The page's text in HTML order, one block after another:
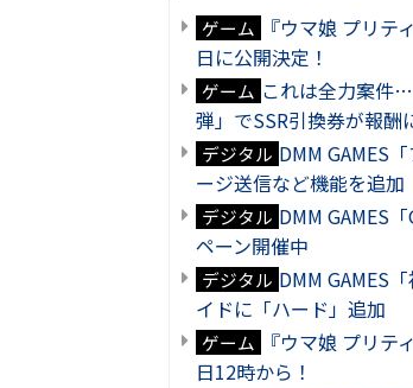
ゲーム
『ウマ娘 プリ
日に公開決定！
ゲーム これは全力案件
弾」でSSR引換券が報酬
デジタル DMM GAMES
ージ送信など機能を追加
デジタル DMM GAMES
ペーン開催中
デジタル DMM GAMES
イドに「ハード」追加
ゲーム
『ウマ娘 プリ
日12時から！